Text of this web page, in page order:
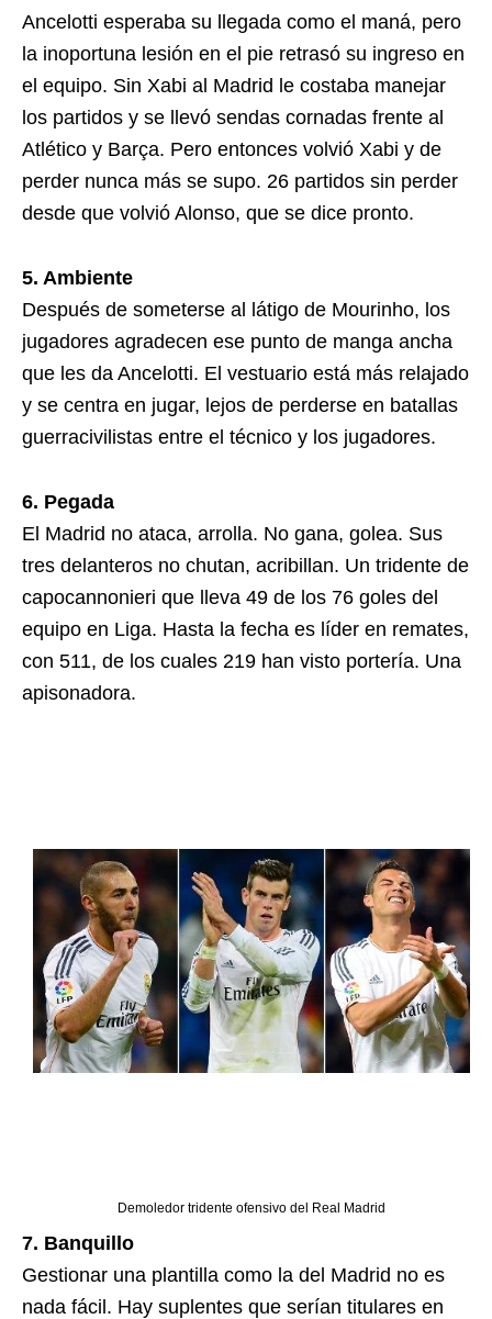
Ancelotti esperaba su llegada como el maná, pero
la inoportuna lesión en el pie retrasó su ingreso en
el equipo. Sin Xabi al Madrid le costaba manejar
los partidos y se llevó sendas cornadas frente al
Atlético y Barça. Pero entonces volvió Xabi y de
perder nunca más se supo. 26 partidos sin perder
desde que volvió Alonso, que se dice pronto.
5. Ambiente
Después de someterse al látigo de Mourinho, los
jugadores agradecen ese punto de manga ancha
que les da Ancelotti. El vestuario está más relajado
y se centra en jugar, lejos de perderse en batallas
guerracivilistas entre el técnico y los jugadores.
6. Pegada
El Madrid no ataca, arrolla. No gana, golea. Sus
tres delanteros no chutan, acribillan. Un tridente de
capocannonieri que lleva 49 de los 76 goles del
equipo en Liga. Hasta la fecha es líder en remates,
con 511, de los cuales 219 han visto portería. Una
apisonadora.
Demoledor tridente ofensivo del Real Madrid
7. Banquillo
Gestionar una plantilla como la del Madrid no es
nada fácil. Hay suplentes que serían titulares en